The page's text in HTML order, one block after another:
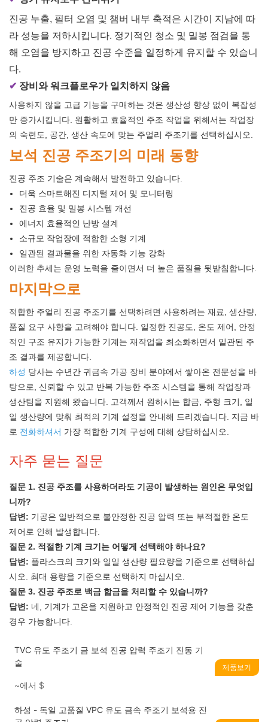
진공 누출, 필터 오염 및 챔버 내부 축적은 시간이 지남에 따
라 성능을 저하시킵니다. 정기적인 청소 및 밀봉 점검을 통
해 오염을 방지하고 진공 수준을 일정하게 유지할 수 있습니
다.
✔ 장비와 워크플로우가 일치하지 않음
사용하지 않을 고급 기능을 구매하는 것은 생산성 향상 없이 복잡성
만 증가시킵니다. 원활하고 효율적인 주조 작업을 위해서는 작업장
의 숙련도, 공간, 생산 속도에 맞는 주얼리 주조기를 선택하십시오.
보석 진공 주조기의 미래 동향
진공 주조 기술은 계속해서 발전하고 있습니다.
더욱 스마트해진 디지털 제어 및 모니터링
진공 효율 및 밀봉 시스템 개선
에너지 효율적인 난방 설계
소규모 작업장에 적합한 소형 기계
일관된 결과물을 위한 자동화 기능 강화
이러한 추세는 운영 노력을 줄이면서 더 높은 품질을 뒷받침합니다.
마지막으로
적합한 주얼리 진공 주조기를 선택하려면 사용하려는 재료, 생산량,
품질 요구 사항을 고려해야 합니다. 일정한 진공도, 온도 제어, 안정
적인 구조 유지가 가능한 기계는 재작업을 최소화하면서 일관된 주
조 결과를 제공합니다.
하성 당사는 수년간 귀금속 가공 장비 분야에서 쌓아온 전문성을 바
탕으로, 신뢰할 수 있고 반복 가능한 주조 시스템을 통해 작업장과
생산팀을 지원해 왔습니다. 고객께서 원하시는 합금, 주형 크기, 일
일 생산량에 맞춰 최적의 기계 설정을 안내해 드리겠습니다. 지금 바
로 전화하셔서 가장 적합한 기계 구성에 대해 상담하십시오.
자주 묻는 질문
질문 1. 진공 주조를 사용하더라도 기공이 발생하는 원인은 무엇입
니까?
답변: 기공은 일반적으로 불안정한 진공 압력 또는 부적절한 온도
제어로 인해 발생합니다.
질문 2. 적절한 기계 크기는 어떻게 선택해야 하나요?
답변: 플라스크의 크기와 일일 생산량 필요량을 기준으로 선택하십
시오. 최대 용량을 기준으로 선택하지 마십시오.
질문 3. 진공 주조로 백금 합금을 처리할 수 있습니까?
답변: 네, 기계가 고온을 지원하고 안정적인 진공 제어 기능을 갖춘
경우 가능합니다.
TVC 유도 주조기 금 보석 진공 압력 주조기 진동 기
술
~에서 $
제품보기
하성 - 독일 고품질 VPC 유도 금속 주조기 보석용 진